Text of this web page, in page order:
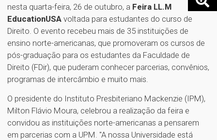
nesta quarta-feira, 26 de outubro, a Feira LL.M
EducationUSA voltada para estudantes do curso de
Direito. O evento recebeu mais de 35 instituições de
ensino norte-americanas, que promoveram os cursos de
pós-graduação para os estudantes da Faculdade de
Direito (FDir), que puderam conhecer parcerias, convênios,
programas de intercâmbio e muito mais.
O presidente do Instituto Presbiteriano Mackenzie (IPM),
Milton Flávio Moura, celebrou a realização da feira e
convidou as instituições norte-americanas a pensarem
em parcerias com a UPM. "A nossa Universidade está